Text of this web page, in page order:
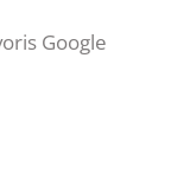
Google